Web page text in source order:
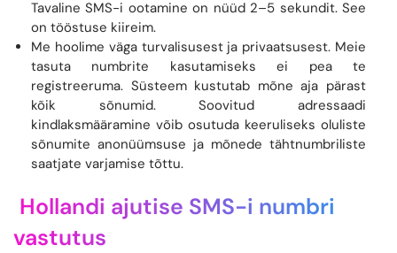
Tavaline SMS-i ootamine on nüüd 2–5 sekundit. See
on tööstuse kiireim.
Me hoolime väga turvalisusest ja privaatsusest. Meie
tasuta numbrite kasutamiseks ei pea te
registreeruma. Süsteem kustutab mõne aja pärast
kõik sõnumid. Soovitud adressaadi
kindlaksmääramine võib osutuda keeruliseks oluliste
sõnumite anonüümsuse ja mõnede tähtnumbriliste
saatjate varjamise tõttu.
Hollandi ajutise SMS-i numbri
vastutus